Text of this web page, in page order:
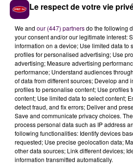
La perquisition a permis aux
l'appui d'un chien renifleur, de
de cocaïne, plus de 2 000 euros
du matériel de
trois acheteurs ont également
Le respect de votre vie
We and our (447) partnersdo the following
your consent and/or our legitimate interest:
information on a device; Use limited data to
profiles for personalised advertising; Use
advertising; Measure advertising
performance; Understand audiences
of data from different sources; Develop and
profiles to personalise content; Use profiles
content; Use limited data to select content;
detect fraud, and fix errors; Deliver and
Save and communicate privacy choices.
process personal data such as IP address
following functionalities: Identify devices
requested; Use precise geolocation data;
other data sources; Link different devices;
information transmitted automatically.